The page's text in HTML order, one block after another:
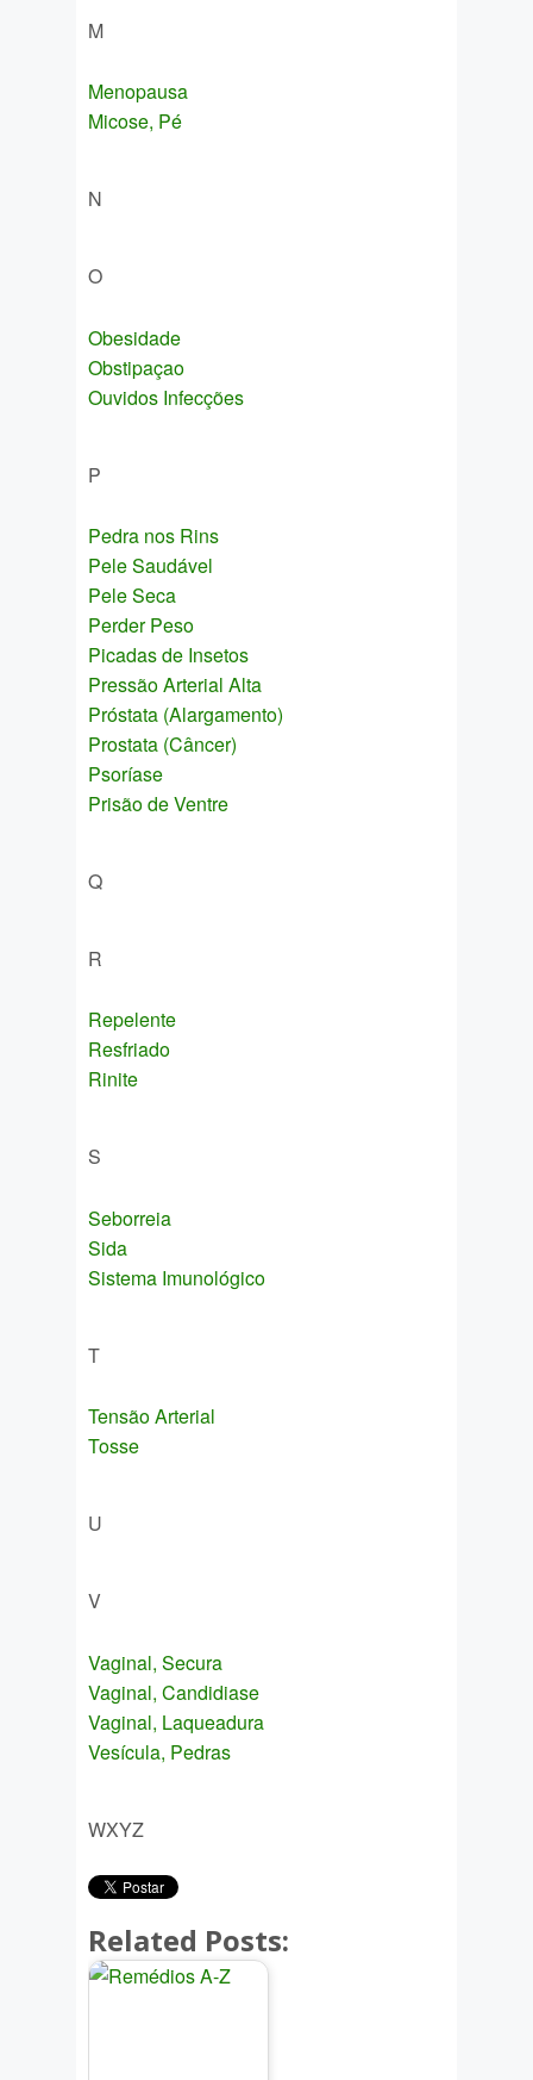
M
Menopausa
Micose, Pé
N
O
Obesidade
Obstipaçao
Ouvidos Infecções
P
Pedra nos Rins
Pele Saudável
Pele Seca
Perder Peso
Picadas de Insetos
Pressão Arterial Alta
Próstata (Alargamento)
Prostata (Câncer)
Psoríase
Prisão de Ventre
Q
R
Repelente
Resfriado
Rinite
S
Seborreia
Sida
Sistema Imunológico
T
Tensão Arterial
Tosse
U
V
Vaginal, Secura
Vaginal, Candidiase
Vaginal, Laqueadura
Vesícula, Pedras
WXYZ
Related Posts: